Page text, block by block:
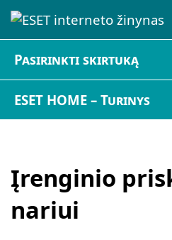
Pasirinkti skirtuką
ESET HOME – Turinys
Įrenginio
nariui